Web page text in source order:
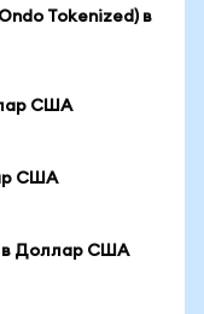
Tokenized) в
США
США
в Доллар США